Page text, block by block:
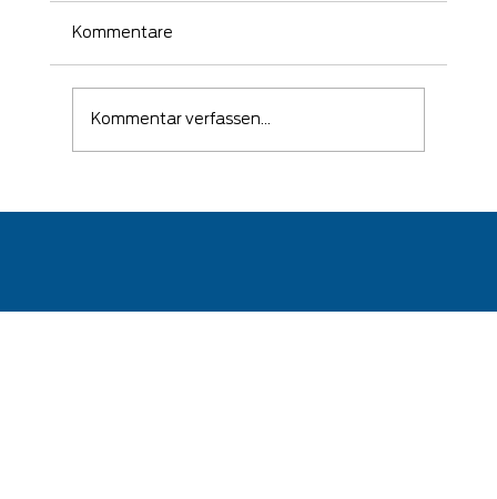
Kommentare
Kommentar verfassen...